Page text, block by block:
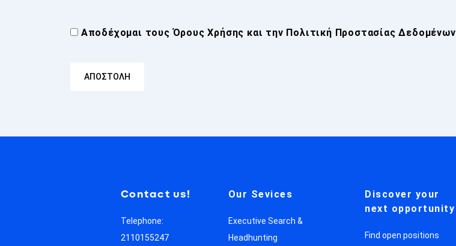
Αποδέχομαι τουςΌρους Χρήσης και την Πολιτική Προστασίας Δεδομένων
Contact us!
Telephone:
2110155247
Our Sevices
Executive Search &
Headhunting
Discover your
next opportunity
Find open positions